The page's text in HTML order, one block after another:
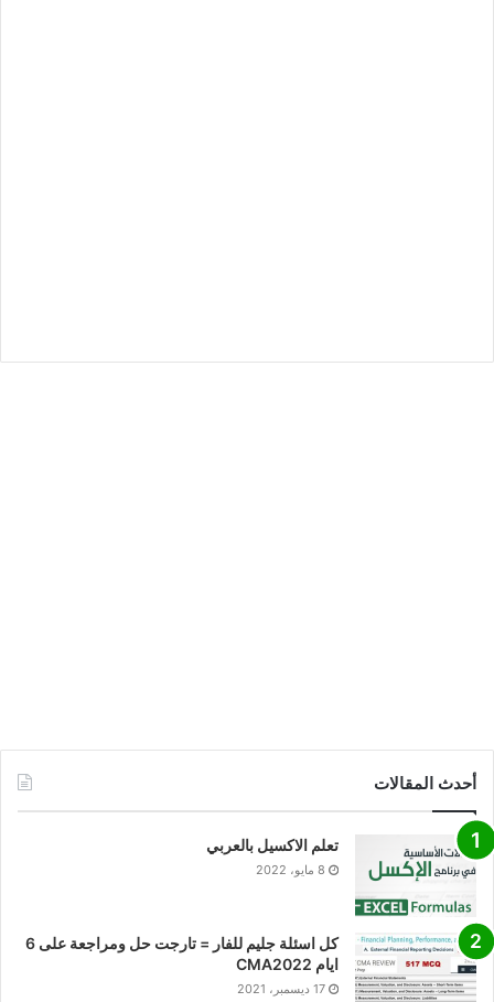
أحدث المقالات
تعلم الاكسيل بالعربي
8 مايو، 2022
كل اسئلة جليم للفار = تارجت حل ومراجعة على 6
ايام CMA2022
17 ديسمبر، 2021